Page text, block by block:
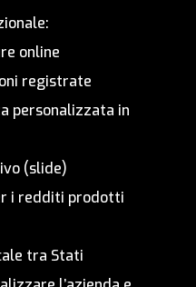
online
registrate
personalizzata in
(slide)
i redditi prodotti
tra Stati